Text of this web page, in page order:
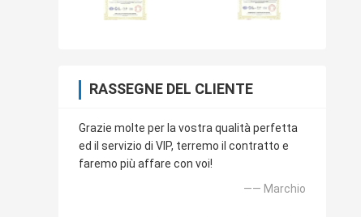
RASSEGNE DEL CLIENTE
Grazie molte per la vostra qualità perfetta
ed il servizio di VIP, terremo il contratto e
faremo più affare con voi!
—— Marchio